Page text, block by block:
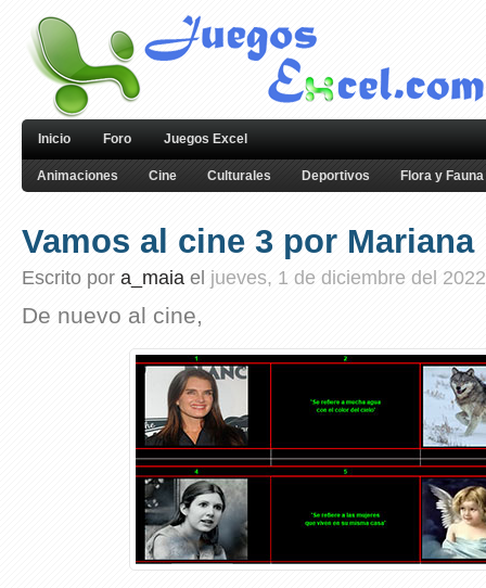
Inicio Foro Juegos Excel
Animaciones Cine Culturales Deportivos Flora y Fauna
Vamos al cine 3 por Mariana
Escrito por a_maia el jueves, 1 de diciembre del 2022
De nuevo al cine,